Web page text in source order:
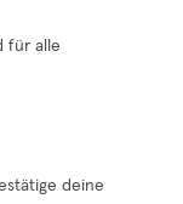
für alle
deine